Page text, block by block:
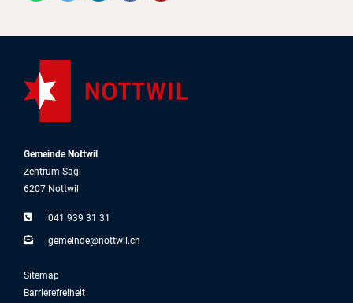
Gemeinde Nottwil
Zentrum Sagi
6207 Nottwil
041 939 31 31
g m nd n ttw l ch
Sitemap
Barrierefreiheit